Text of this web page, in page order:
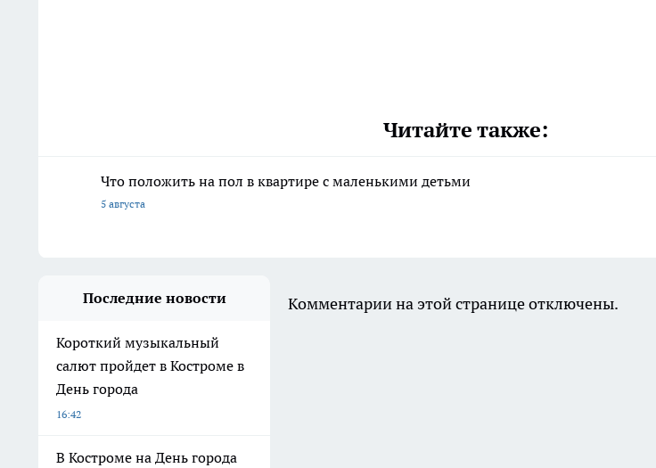
Читайте также:
Что положить на пол в квартире с маленькими детьми
5 августа
Последние новости
Короткий музыкальный
салют пройдет в Костроме в
День города
16:42
В Костроме на День города
Комментарии на этой странице отключены.